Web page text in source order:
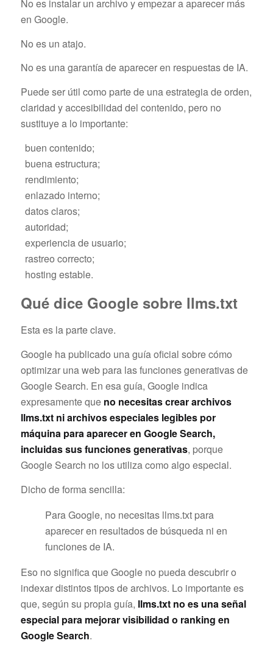
No es instalar un archivo y empezar a aparecer más
en Google.
No es un atajo.
No es una garantía de aparecer en respuestas de IA.
Puede ser útil como parte de una estrategia de orden,
claridad y accesibilidad del contenido, pero no
sustituye a lo importante:
buen contenido;
buena estructura;
rendimiento;
enlazado interno;
datos claros;
autoridad;
experiencia de usuario;
rastreo correcto;
hosting estable.
Qué dice Google sobre llms.txt
Esta es la parte clave.
Google ha publicado una guía oficial sobre cómo
optimizar una web para las funciones generativas de
Google Search. En esa guía, Google indica
expresamente que no necesitas crear archivos
llms.txt ni archivos especiales legibles por
máquina para aparecer en Google Search,
incluidas sus funciones generativas, porque
Google Search no los utiliza como algo especial.
Dicho de forma sencilla:
Para Google, no necesitas llms.txt para
aparecer en resultados de búsqueda ni en
funciones de IA.
Eso no significa que Google no pueda descubrir o
indexar distintos tipos de archivos. Lo importante es
que, según su propia guía, llms.txt no es una señal
especial para mejorar visibilidad o ranking en
Google Search.